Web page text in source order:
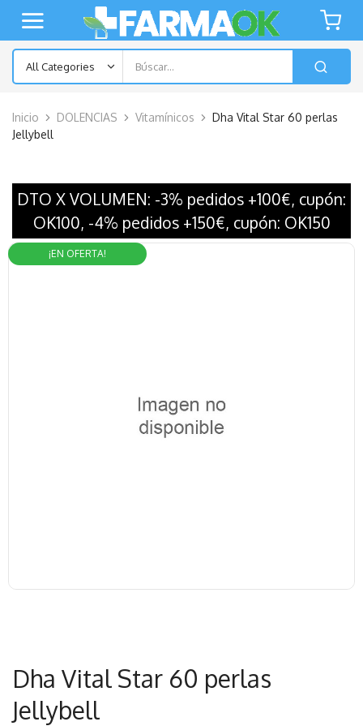
Inicio DOLENCIAS Vitamínicos
Dha Vital Star 60 perlas
Jellybell
DTO X VOLUMEN: -3% pedidos +100€, cupón:
OK100, -4% pedidos +150€, cupón: OK150
¡EN OFERTA!
Dha Vital Star 60 perlas
Jellybell